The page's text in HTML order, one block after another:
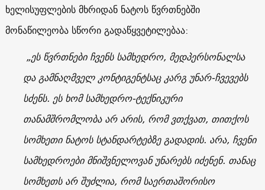
ხელისუფლების მხრიდან ნატოს წვრთნებში
მონაწილეობა სწორი გადაწყვეტილებაა:
„ეს წვრთნები ჩვენს სამხედრო, მედპერსონალსა
და გამნაღმველ კონტიგენტსაც კარგ უნარ-ჩვევებს
სძენს. ეს ხომ სამხედრო-ტექნიკური
თანამშრომლობა არ არის, რომ ვთქვათ, თითქოს
სომხეთი ნატოს სტანდარტებზე გადადის. არა, ჩვენი
სამხედროები მნიშვნელოვან უნარებს იძენენ. თანაც
სომხეთს არ შუძლია, რომ საერთაშორისო